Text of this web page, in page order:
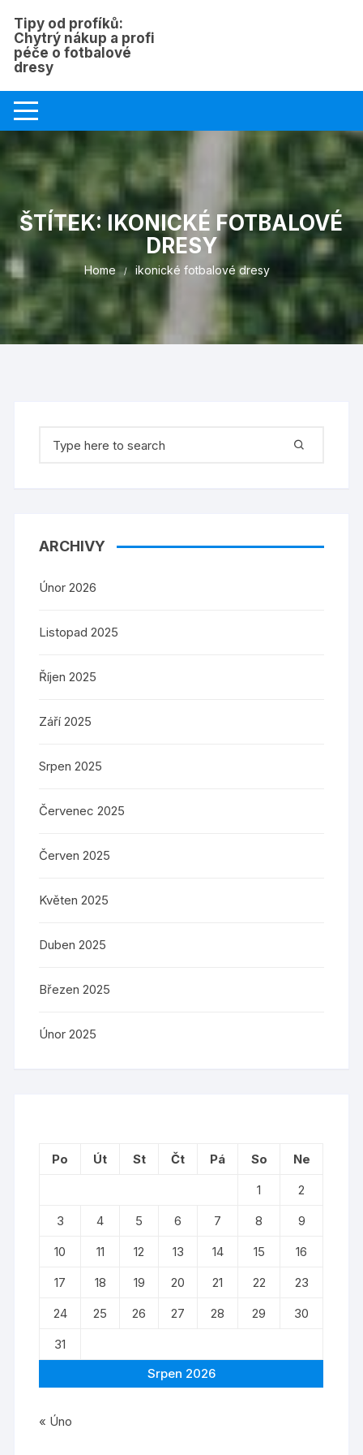
content
Tipy od profíků:
Chytrý nákup a profi
péče o fotbalové
dresy
ŠTÍTEK: IKONICKÉ FOTBALOVÉ
DRESY
Home ikonické fotbalové dresy
for:
ARCHIVY
Únor 2026
Listopad 2025
Říjen 2025
Září 2025
Srpen 2025
Červenec 2025
Červen 2025
Květen 2025
Duben 2025
Březen 2025
Únor 2025
Srpen 2026
Po Út St Čt Pá So
Ne
1
2
3
4 5 6 7 8
9
10
11 12 13 14 15
16
17
18 19 20 21 22
23
24
25 26 27 28 29
30
31
« Úno